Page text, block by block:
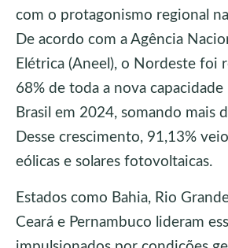
com o protagonismo regional
De acordo com a Agência
Elétrica (Aneel), o Nordeste foi
68% de toda a nova capacidade
Brasil em 2024, somando mais
Desse crescimento, 91,13%
eólicas e solares fotovoltaicas.
Estados como Bahia, Rio
Ceará e Pernambuco lideram